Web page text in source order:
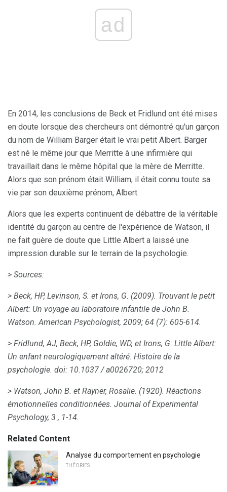
ad
En 2014, les conclusions de Beck et Fridlund ont été mises
en doute lorsque des chercheurs ont démontré qu'un garçon
du nom de William Barger était le vrai petit Albert. Barger
est né le même jour que Merritte à une infirmière qui
travaillait dans le même hôpital que la mère de Merritte.
Alors que son prénom était William, il était connu toute sa
vie par son deuxième prénom, Albert.
Alors que les experts continuent de débattre de la véritable
identité du garçon au centre de l'expérience de Watson, il
ne fait guère de doute que Little Albert a laissé une
impression durable sur le terrain de la psychologie.
> Sources:
> Beck, HP, Levinson, S. et Irons, G. (2009). Trouvant le petit
Albert: Un voyage au laboratoire infantile de John B.
Watson. American Psychologist, 2009; 64 (7): 605-614.
> Fridlund, AJ, Beck, HP, Goldie, WD, et Irons, G. Little Albert:
Un enfant neurologiquement altéré. Histoire de la
psychologie. doi: 10.1037 / a0026720; 2012
> Watson, John B. et Rayner, Rosalie. (1920). Réactions
émotionnelles conditionnées. Journal of Experimental
Psychology, 3 , 1-14.
Related Content
Analyse du comportement en psychologie
THÉORIES